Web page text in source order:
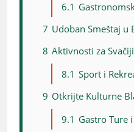
6.1
7 Udoban Smeštaj u
8 Aktivnosti za
8.1 Sport i
9 Otkrijte Kulturne
9.1 Gastro Ture